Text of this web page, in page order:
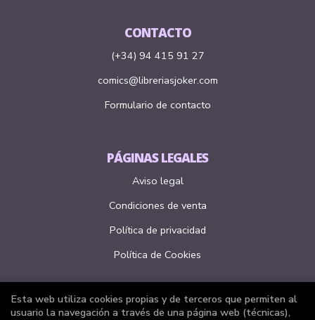
CONTACTO
(+34) 94 415 91 27
comics@libreriasjoker.com
Formulario de contacto
PÁGINAS LEGALES
Aviso legal
Condiciones de venta
Política de privacidad
Política de Cookies
ATENCIÓN AL CLIENTE
Esta web utiliza cookies propias y de terceros que permiten al
usuario la navegación a través de una página web (técnicas),